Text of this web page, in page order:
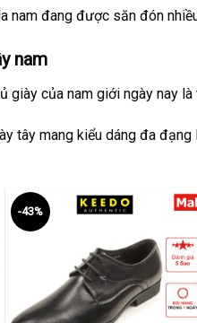
đang được săn đón
nam
của nam giới ngày nay là
tây mang kiểu dáng đa
-43%